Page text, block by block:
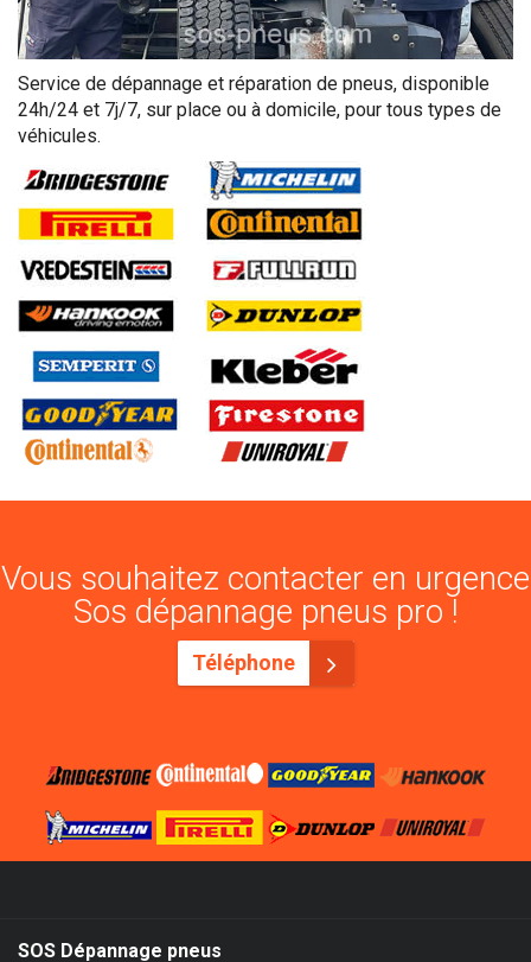
Service de dépannage et réparation de pneus, disponible
24h/24 et 7j/7, sur place ou à domicile, pour tous types de
véhicules.
Vous souhaitez contacter en urgence
Sos dépannage pneus pro !
Téléphone
SOS Dépannage pneus